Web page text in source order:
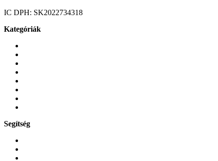
IC DPH: SK2022734318
Kategóriák
Segítség